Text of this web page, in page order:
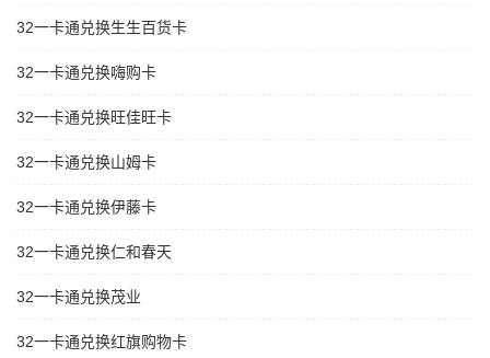
32一卡通兑换生生百货卡
32一卡通兑换嗨购卡
32一卡通兑换旺佳旺卡
32一卡通兑换山姆卡
32一卡通兑换伊藤卡
32一卡通兑换仁和春天
32一卡通兑换茂业
32一卡通兑换红旗购物卡